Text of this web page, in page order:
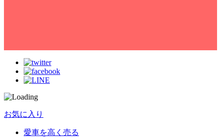
お気に入り
愛車を高く売る